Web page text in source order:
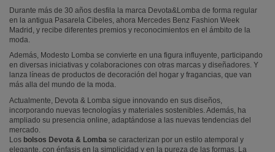
Durante más de 30 años desfila la marca Devota&Lomba de forma regular
en la antigua Pasarela Cibeles, ahora Mercedes Benz Fashion Week
Madrid, y recibe diferentes premios y reconocimientos en el ámbito de la
moda.
Además, Modesto Lomba se convierte en una figura influyente, participando
en diversas iniciativas y colaboraciones con otras marcas y diseñadores. Y
lanza líneas de productos de decoración del hogar y fragancias, que van
más alla del mundo de la moda.
Actualmente, Devota & Lomba sigue innovando en sus diseños,
incorporando nuevas tecnologías y materiales sostenibles. Además, ha
ampliado su presencia online, adaptándose a las nuevas tendencias del
mercado.
Los bolsos Devota & Lomba se caracterizan por un estilo atemporal y
elegante, con énfasis en la simplicidad y en la pureza de las formas. La